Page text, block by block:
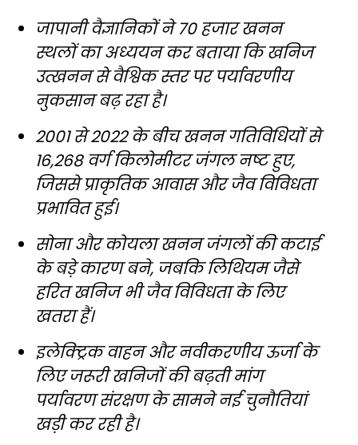
जापानी वैज्ञानिकों ने 70 हजार खनन
स्थलों का अध्ययन कर बताया कि खनिज
उत्खनन से वैश्विक स्तर पर पर्यावरणीय
नुकसान बढ़ रहा है।
2001 से 2022 के बीच खनन गतिविधियों से
16,268 वर्ग किलोमीटर जंगल नष्ट हुए,
जिससे प्राकृतिक आवास और जैव विविधता
प्रभावित हुई।
सोना और कोयला खनन जंगलों की कटाई
के बड़े कारण बने, जबकि लिथियम जैसे
हरित खनिज भी जैव विविधता के लिए
खतरा हैं।
इलेक्ट्रिक वाहन और नवीकरणीय ऊर्जा के
लिए जरूरी खनिजों की बढ़ती मांग
पर्यावरण संरक्षण के सामने नई चुनौतियां
खड़ी कर रही है।